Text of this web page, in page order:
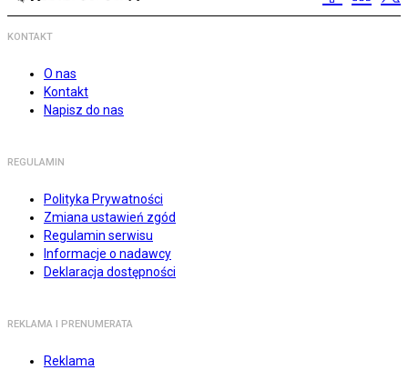
KONTAKT
O nas
Kontakt
Napisz do nas
REGULAMIN
Polityka Prywatności
Zmiana ustawień zgód
Regulamin serwisu
Informacje o nadawcy
Deklaracja dostępności
REKLAMA I PRENUMERATA
Reklama